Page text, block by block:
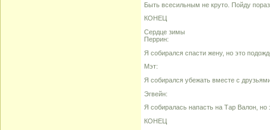
Быть всесильным не круто. Пойду
КОНЕЦ
Сердце зимы
Перрин:
Я собирался спасти жену, но это
Мэт:
Я собирался убежать вместе с
Эгвейн:
Я собиралась напасть на Тар Валон,
КОНЕЦ